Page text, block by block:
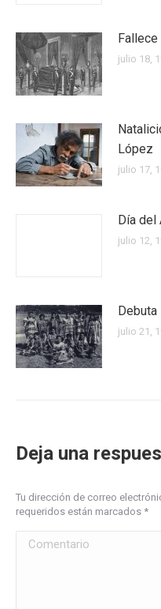
julio 18,
López
julio 17,
Día del
julio 12,
Debuta
julio 21,
Deja una
Tu dirección de correo
requeridos están marcados *
Comentario